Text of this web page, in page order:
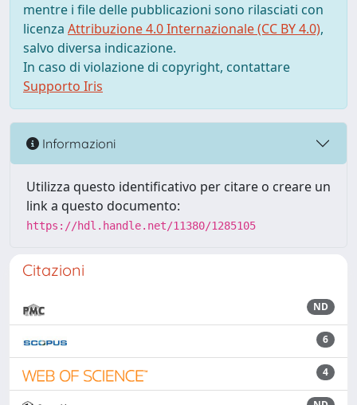
mentre i file delle pubblicazioni sono rilasciati con
licenza Attribuzione 4.0 Internazionale (CC BY 4.0),
salvo diversa indicazione.
In caso di violazione di copyright, contattare
Supporto Iris
Informazioni
Utilizza questo identificativo per citare o creare un
link a questo documento:
https://hdl.handle.net/11380/1285105
Citazioni
ND
6
4